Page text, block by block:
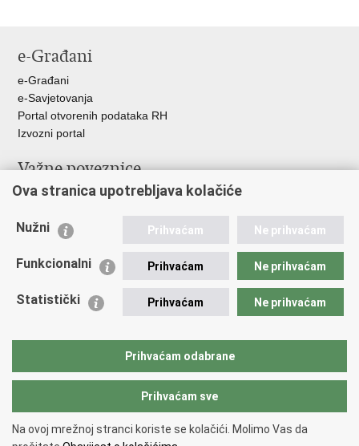
e-Građani
e-Građani
e-Savjetovanja
Portal otvorenih podataka RH
Izvozni portal
Važne poveznice
Ministarstvo unutarnjih poslova RH
Nestale osobe u Domovinskom ratu (Ministarstvo hrvatskih
Ministarstvo znanosti i obrazovanja
Povratak na vrh
Ova stranica upotrebljava kolačiće
Nužni Prihvaćam Ne prihvaćam
Funkcionalni Prihvaćam Ne prihvaćam
Statistički Prihvaćam Ne prihvaćam
Prihvaćam odabrane
Prihvaćam sve
Na ovoj mrežnoj stranci koriste se kolačići. Molimo Vas da